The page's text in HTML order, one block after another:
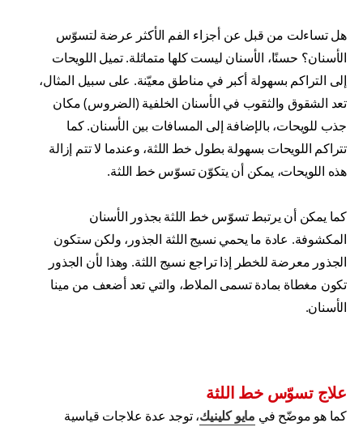
هل تساءلت من قبل عن أجزاء الفم الأكثر عرضة لتسوّس
الأسنان؟ حسنًا، الأسنان ليست كلها متماثلة. تميل اللويحات
إلى التراكم بسهولة أكبر في مناطق معيّنة. على سبيل المثال،
تعد الشقوق والثقوب في الأسنان الخلفية (الضروس) مكان
جذب للويحات، بالإضافة إلى المسافات بين الأسنان. كما
تتراكم اللويحات بسهولة بطول خط اللثة، وعندما لا تتم إزالة
هذه اللويحات، يمكن أن يتكوّن تسوّس خط اللثة.
كما يمكن أن يرتبط تسوّس خط اللثة بجذور الأسنان
المكشوفة. عادة ما يحمي نسيج اللثة الجذور، ولكن ستكون
الجذور معرضة للخطر إذا تراجع نسيج اللثة . وهذا لأن الجذور
تكون مغطاة بمادة تسمى الملاط، والتي تعد أضعف من مينا
الأسنان.
علاج تسوّس خط اللثة
كما هو موضّح في مايو كلينيك، توجد عدة علاجات قياسية